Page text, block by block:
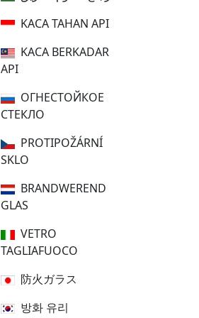
KACA TAHAN API
KACA BERKADAR
API
ОГНЕСТОЙКОЕ
СТЕКЛО
PROTIPOŽÁRNÍ
SKLO
BRANDWEREND
GLAS
VETRO
TAGLIAFUOCO
防火ガラス
방화 유리